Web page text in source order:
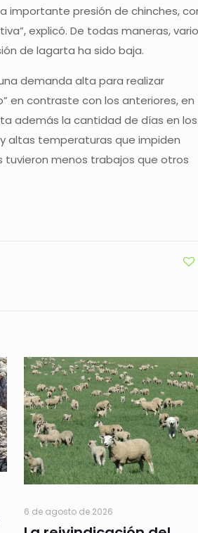
importante presión de chinches,
explicó. De todas maneras,
de lagarta ha sido baja.
demanda alta para realizar
en contraste con los anteriores, en
además la cantidad de días en los
altas temperaturas que impiden
tuvieron menos trabajos que otros
6 de agosto de 2026